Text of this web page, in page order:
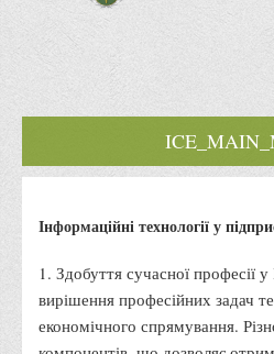
Історія інституту
Місія та цілі
Про порядок надання публічної
Інформаційні технології у
1. Здобуття сучасної професії
вирішення професійних задач
економічного спрямування.